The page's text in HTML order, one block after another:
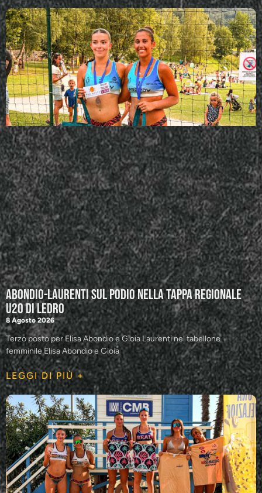
Abondio-Laurenti sul podio nella tappa regionale
U20 di Ledro
8 Agosto 2026
Terzo posto per Elisa Abondio e Gioia Laurenti nel tabellone
femminile Elisa Abondio e Gioia
LEGGI DI PIÙ +